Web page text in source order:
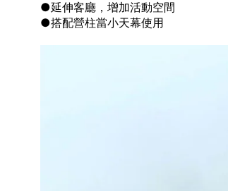
●延伸客廳，增加活動空間
●搭配營柱當小天幕使用